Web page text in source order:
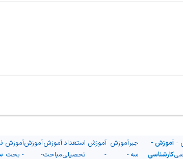
- آموزش -
کارشناسی
جبر
سه
آموزش
-
آموزش
-
استعداد
تحصیلی
آموزش
مباحث
آموزش
-
آموزش
- بحث